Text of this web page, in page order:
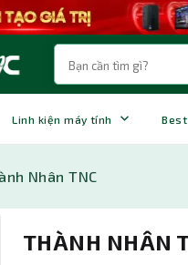
Linh kiện máy tính
Nhân TNC
THÀNH NHÂN